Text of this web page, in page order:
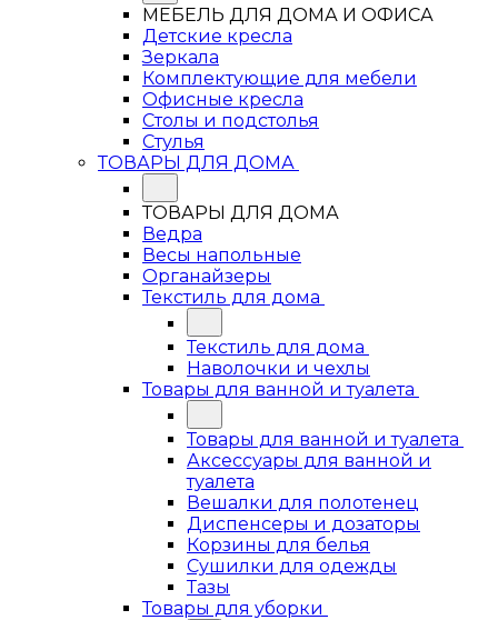
МЕБЕЛЬ ДЛЯ ДОМА И ОФИСА
Детские кресла
Зеркала
Комплектующие для мебели
Офисные кресла
Столы и подстолья
Стулья
ТОВАРЫ ДЛЯ ДОМА
ТОВАРЫ ДЛЯ ДОМА
Ведра
Весы напольные
Органайзеры
Текстиль для дома
Текстиль для дома
Наволочки и чехлы
Товары для ванной и туалета
Товары для ванной и туалета
Аксессуары для ванной и
туалета
Вешалки для полотенец
Диспенсеры и дозаторы
Корзины для белья
Сушилки для одежды
Тазы
Товары для уборки